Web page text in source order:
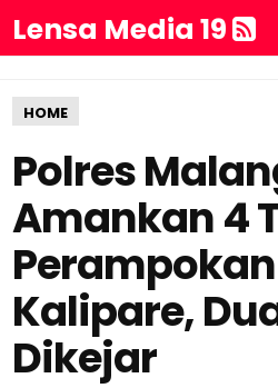
Lensa Media 19
HOME
Polres
Amankan 4
Kalipare,
Dikejar